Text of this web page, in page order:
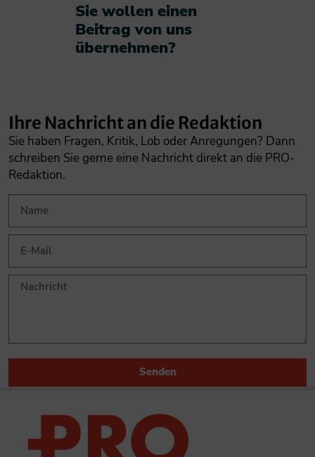
Sie wollen einen
Beitrag von uns
übernehmen?​
Ihre Nachricht an die Redaktion
Sie haben Fragen, Kritik, Lob oder Anregungen? Dann
schreiben Sie gerne eine Nachricht direkt an die PRO-
Redaktion.
Senden